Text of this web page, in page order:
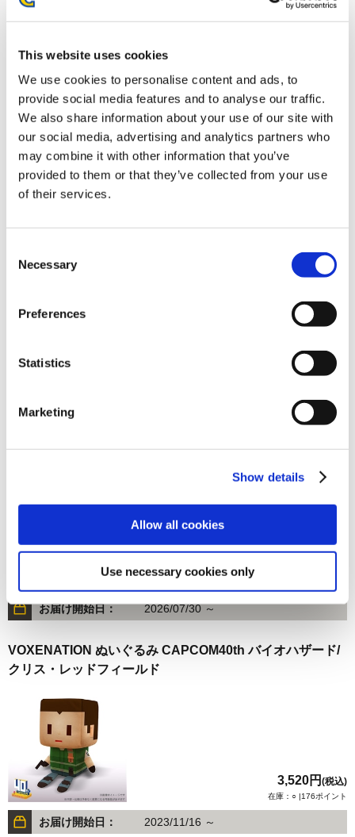
This website uses cookies
We use cookies to personalise content and ads, to
provide social media features and to analyse our traffic.
We also share information about your use of our site with
our social media, advertising and analytics partners who
may combine it with other information that you’ve
provided to them or that they’ve collected from your use
of their services.
Selection
Necessary
Preferences
Statistics
Marketing
Show details
Allow all cookies
Use necessary cookies only
8,990円(税込)
在庫：○ |449ポイント
お届け開始日： 2026/02/27 ～
3,080円 (税込)
在庫：○ |154ポイント
お届け開始日： 2026/07/30 ～
VOXENATION ぬいぐるみ CAPCOM40th バイオハザード/
クリス・レッドフィールド
3,520円 (税込)
在庫：○ |176ポイント
お届け開始日： 2023/11/16 ～